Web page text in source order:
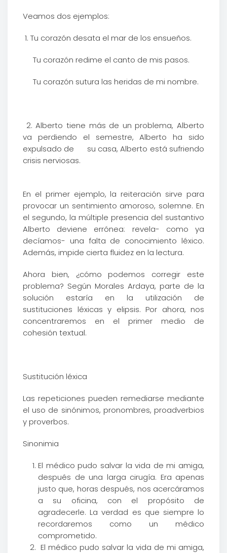
Veamos dos ejemplos:
1. Tu corazón desata el mar de los ensueños.
Tu corazón redime el canto de mis pasos.
Tu corazón sutura las heridas de mi nombre.
2. Alberto tiene más de un problema, Alberto
va perdiendo el semestre, Alberto ha sido
expulsado de su casa, Alberto está sufriendo
crisis nerviosas.
En el primer ejemplo, la reiteración sirve para
provocar un sentimiento amoroso, solemne. En
el segundo, la múltiple presencia del sustantivo
Alberto deviene errónea: revela- como ya
decíamos- una falta de conocimiento léxico.
Además, impide cierta fluidez en la lectura.
Ahora bien, ¿cómo podemos corregir este
problema? Según Morales Ardaya, parte de la
solución estaría en la utilización de
sustituciones léxicas y elipsis. Por ahora, nos
concentraremos en el primer medio de
cohesión textual.
Sustitución léxica
Las repeticiones pueden remediarse mediante
el uso de sinónimos, pronombres, proadverbios
y proverbos.
Sinonimia
El médico pudo salvar la vida de mi amiga,
después de una larga cirugía. Era apenas
justo que, horas después, nos acercáramos
a su oficina, con el propósito de
agradecerle. La verdad es que siempre lo
recordaremos como un médico
comprometido.
El médico pudo salvar la vida de mi amiga,